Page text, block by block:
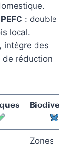
PEFC : double
local.
intègre des
de réduction
Zones